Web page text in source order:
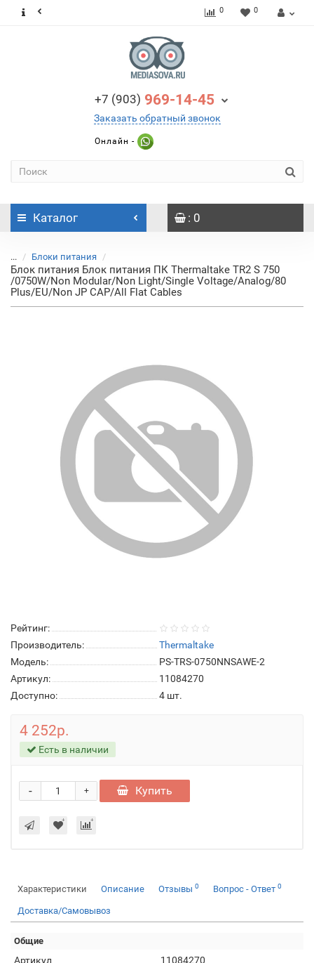
0 0
+7 (903) 969-14-45
Заказать обратный звонок
Онлайн -
Каталог : 0
... Блоки питания
Блок питания Блок питания ПК Thermaltake TR2 S 750
/0750W/Non Modular/Non Light/Single Voltage/Analog/80
Plus/EU/Non JP CAP/All Flat Cables
Рейтинг:
Производитель:
Thermaltake
Модель:
PS-TRS-0750NNSAWE-2
Артикул:
11084270
Доступно:
4 шт.
4 252р.
Есть в наличии
+
- Купить
Характеристики Описание Отзывы 0 Вопрос - Ответ 0
Доставка/Самовывоз
Общие
Артикул
11084270